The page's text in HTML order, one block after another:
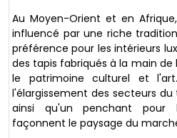
Au Moyen-Orient et en
influencé par une riche
préférence pour les intérieurs
des tapis fabriqués à la main
le patrimoine culturel et
l'élargissement des secteurs
ainsi qu'un penchant pour
façonnent le paysage du